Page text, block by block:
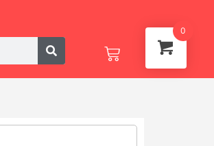
Cart
0